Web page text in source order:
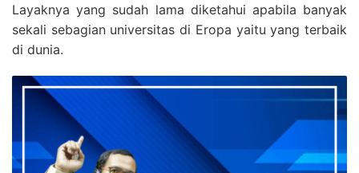
Layaknya yang sudah lama diketahui apabila banyak
sekali sebagian universitas di Eropa yaitu yang terbaik
di dunia.